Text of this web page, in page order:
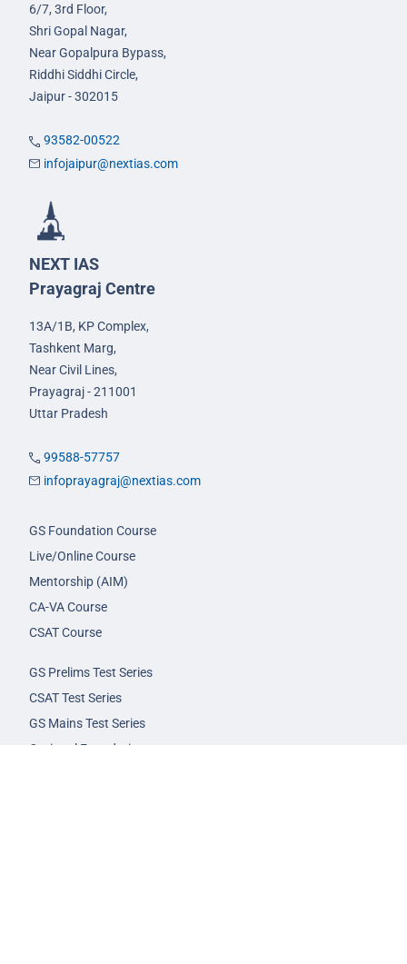
6/7, 3rd Floor,
Shri Gopal Nagar,
Near Gopalpura Bypass,
Riddhi Siddhi Circle,
Jaipur - 302015
93582-00522
infojaipur@nextias.com
NEXT IAS
Prayagraj Centre
13A/1B, KP Complex,
Tashkent Marg,
Near Civil Lines,
Prayagraj - 211001
Uttar Pradesh
99588-57757
infoprayagraj@nextias.com
GS Foundation Course
Live/Online Course
Mentorship (AIM)
CA-VA Course
CSAT Course
GS Prelims Test Series
CSAT Test Series
GS Mains Test Series
Optional Foundation